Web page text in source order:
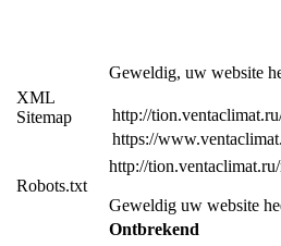
XML
Sitemap
Geweldig, uw website
http://
https://
Robots.txt
http://
Geweldig uw website
Ontbrekend